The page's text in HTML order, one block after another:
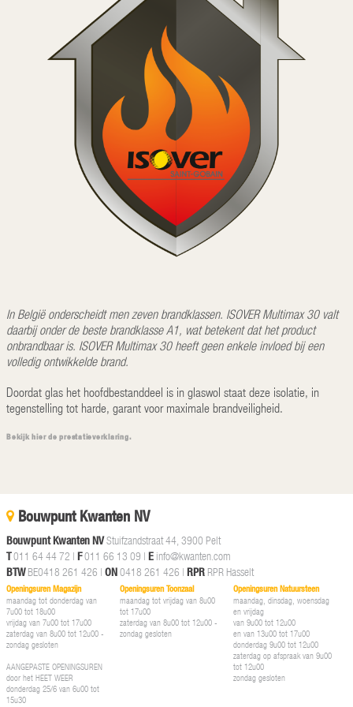
In België onderscheidt men zeven brandklassen. ISOVER Multimax 30 valt
daarbij onder de beste brandklasse A1, wat betekent dat het product
onbrandbaar is. ISOVER Multimax 30 heeft geen enkele invloed bij een
volledig ontwikkelde brand.
Doordat glas het hoofdbestanddeel is in glaswol staat deze isolatie, in
tegenstelling tot harde, garant voor maximale brandveiligheid.
Bekijk hier de prestatieverklaring.
Bouwpunt Kwanten NV
Bouwpunt Kwanten NVStuifzandstraat 44, 3900 Pelt
T011 64 44 72 | F011 66 13 09 | E info@kwanten.com
BTWBE0418 261 426 | ON0418 261 426 | RPR RPR Hasselt
Openingsuren Magazijn
maandag tot donderdag van
7u00 tot 18u00
vrijdag van 7u00 tot 17u00
zaterdag van 8u00 tot 12u00 -
zondag gesloten
AANGEPASTE OPENINGSUREN
door het HEET WEER
donderdag 25/6 van 6u00 tot
15u30
Openingsuren Toonzaal
maandag tot vrijdag van 8u00
tot 17u00
zaterdag van 8u00 tot 12u00 -
zondag gesloten
Openingsuren Natuursteen
maandag, dinsdag, woensdag
en vrijdag
van 9u00 tot 12u00
en van 13u00 tot 17u00
donderdag 9u00 tot 12u00
zaterdag op afspraak van 9u00
tot 12u00
zondag gesloten